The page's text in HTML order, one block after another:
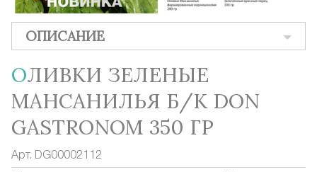
ОПИСАНИЕ
ОЛИВКИ ЗЕЛЕНЫЕ
МАНСАНИЛЬЯ Б/К DON
GASTRONOM 350 ГР
Арт. DG00002112